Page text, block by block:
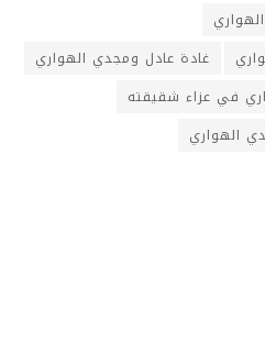
غادة عادل ومجدي الهواري
في عزاء شقيقته
الهواري